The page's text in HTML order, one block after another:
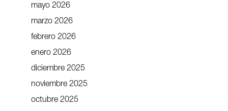
mayo 2026
marzo 2026
febrero 2026
enero 2026
diciembre 2025
noviembre 2025
octubre 2025